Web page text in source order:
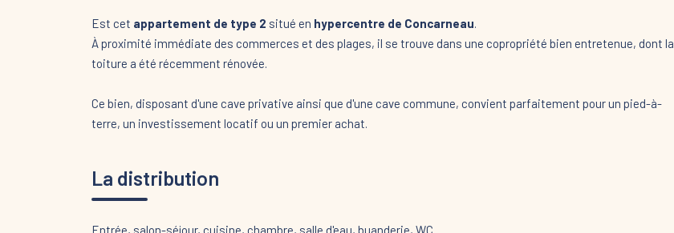
Est cet appartement de type 2 situé en hypercentre de Concarneau.
À proximité immédiate des commerces et des plages, il se trouve dans une copropriété bien entretenue, dont la
toiture a été récemment rénovée.
Ce bien, disposant d'une cave privative ainsi que d'une cave commune, convient parfaitement pour un pied-à-
terre, un investissement locatif ou un premier achat.
La distribution
Entrée, salon-séjour, cuisine, chambre, salle d'eau, buanderie, WC